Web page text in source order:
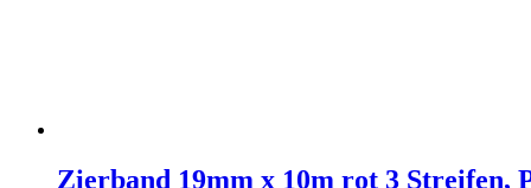
Zierband 19mm x 10m rot 3 Streifen,